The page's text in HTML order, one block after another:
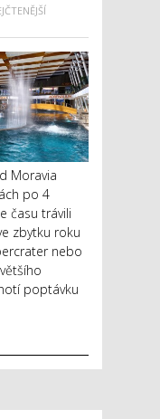
Moravia
po 4
času trávili
zbytku roku
nebo
poptávku